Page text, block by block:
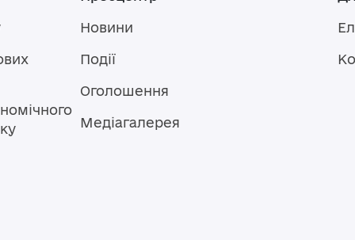
Новини
Події
Оголошення
Медіагалерея